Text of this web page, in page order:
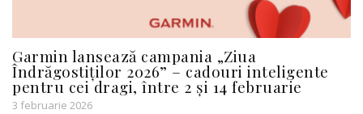
Garmin lansează campania „Ziua
Îndrăgostiților 2026” – cadouri inteligente
pentru cei dragi, între 2 și 14 februarie
3 februarie 2026